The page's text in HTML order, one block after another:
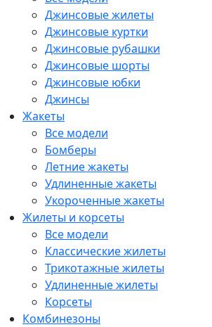
Джинсовые жилеты
Джинсовые куртки
Джинсовые рубашки
Джинсовые шорты
Джинсовые юбки
Джинсы
Жакеты
Все модели
Бомберы
Летние жакеты
Удлиненные жакеты
Укороченные жакеты
Жилеты и корсеты
Все модели
Классические жилеты
Трикотажные жилеты
Удлиненные жилеты
Корсеты
Комбинезоны